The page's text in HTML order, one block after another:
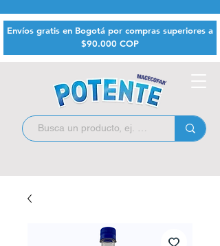
Envíos gratis en Bogotá por compras superiores a
$90.000 COP